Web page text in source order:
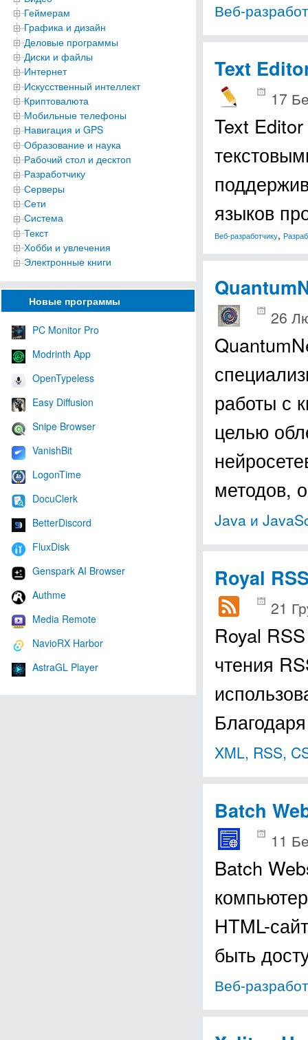
Геймерам
Графика и дизайн
Деловые программы
Диски и файлы
Интернет
Искусственный интеллект
Криптовалюта
Мобильные телефоны
Навигация и GPS
Образование и наука
Рабочий стол и десктоп
Разработчику
Серверы
Сети
Система
Текст
Хобби и увлечения
Электронные книги
Новые программы
PC Monitor Pro
Modrinth App
OpenTypeless
Easy Diffusion
Snipe Browser
VanishBit
LogonTime
DocuClerk
BetterDiscord
FluxDisk
Genspark AI Browser
Authme
Media Remote
NavioRX Harbor
AstraGL Player
Веб-
Text
17
Text
языков
Веб-разработчику,
26
работы с
целью
методов,
Java и
Royal
21
Royal
чтения
XML, RSS,
Batch
11
Batch
HTML-
быть
Веб-